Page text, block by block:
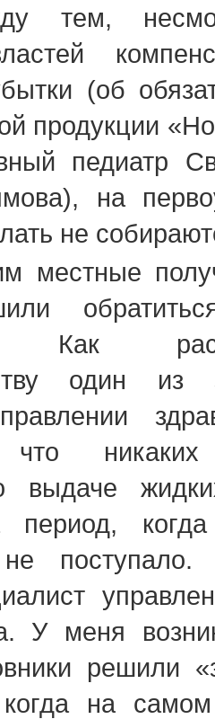
тем,
(об
продукции
педиатр
на
не
местные
Как
один из
что никаких
выдаче
период,
не
У меня
решили
на